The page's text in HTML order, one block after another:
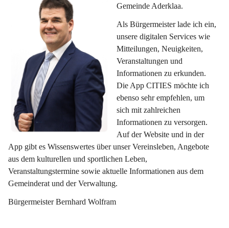
Gemeinde Aderklaa.
Als Bürgermeister lade ich ein,
unsere digitalen Services wie
Mitteilungen, Neuigkeiten,
Veranstaltungen und
Informationen zu erkunden.
Die App CITIES möchte ich
ebenso sehr empfehlen, um
sich mit zahlreichen
Informationen zu versorgen.
Auf der Website und in der
App gibt es Wissenswertes über unser Vereinsleben, Angebote
aus dem kulturellen und sportlichen Leben,
Veranstaltungstermine sowie aktuelle Informationen aus dem
Gemeinderat und der Verwaltung.
Bürgermeister Bernhard Wolfram